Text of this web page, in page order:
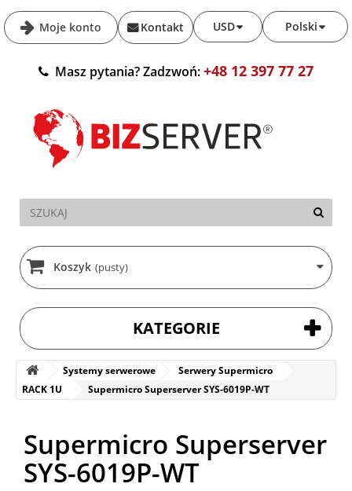
Moje konto Polski
USD
Kontakt
Masz pytania? Zadzwoń:+48 12 397 77 27
Koszyk (pusty)
KATEGORIE
Systemy serwerowe
Serwery Supermicro
RACK 1U
Supermicro Superserver SYS-6019P-WT
Supermicro Superserver
SYS-6019P-WT